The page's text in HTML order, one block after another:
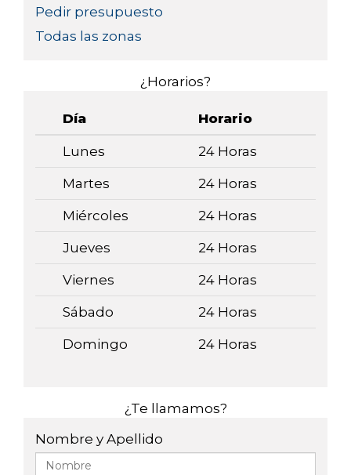
Pedir presupuesto
Todas las zonas
¿Horarios?
Día Horario
Lunes 24 Horas
Martes 24 Horas
Miércoles 24 Horas
Jueves 24 Horas
Viernes 24 Horas
Sábado 24 Horas
Domingo 24 Horas
¿Te llamamos?
Nombre y Apellido